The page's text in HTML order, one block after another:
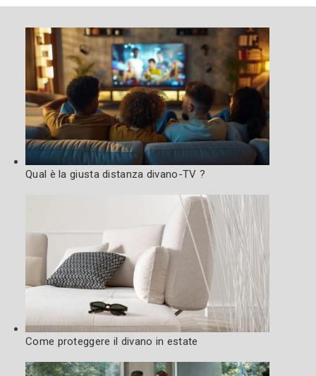
Qual è la giusta distanza divano-TV ?
Come proteggere il divano in estate